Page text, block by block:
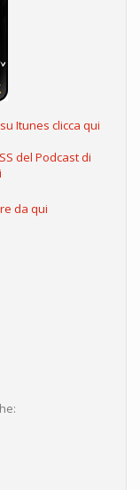
Itunes clicca qui
del Podcast di
da qui